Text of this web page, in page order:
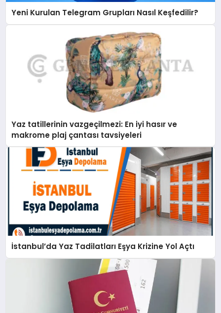
Yeni Kurulan Telegram Grupları Nasıl Keşfedilir?
Yaz tatillerinin vazgeçilmezi: En iyi hasır ve
makrome plaj çantası tavsiyeleri
İstanbul’da Yaz Tadilatları Eşya Krizine Yol Açtı